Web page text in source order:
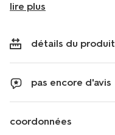
lire plus
détails du produit
pas encore d'avis
coordonnées